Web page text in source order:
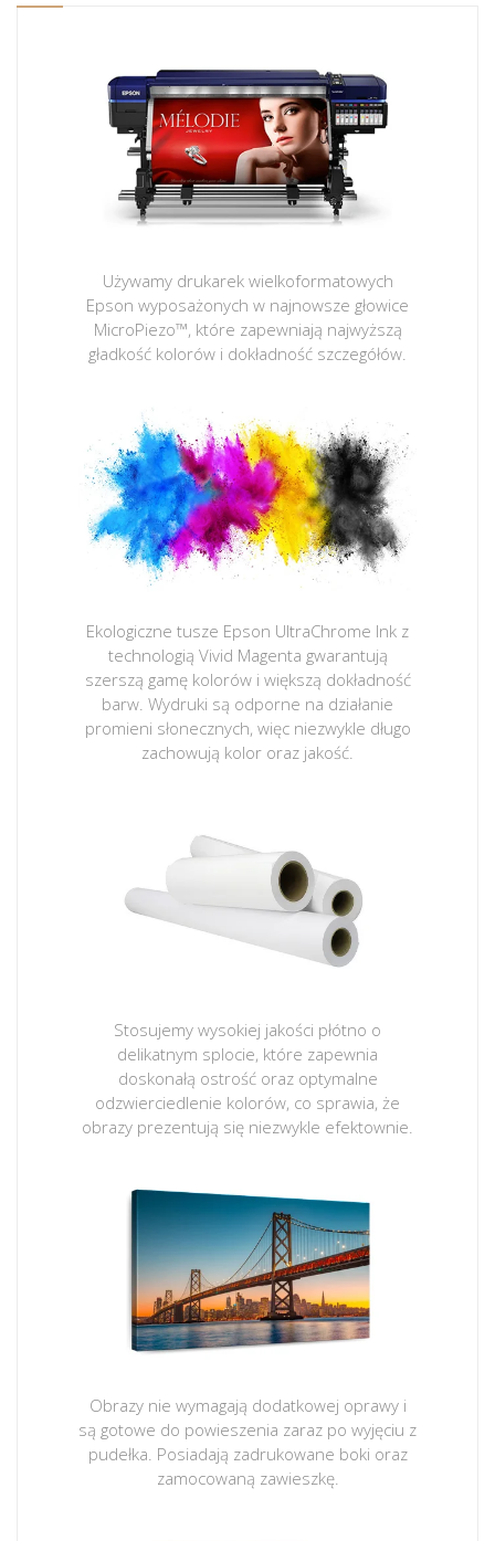
Używamy drukarek wielkoformatowych
Epson wyposażonych w najnowsze głowice
MicroPiezo™, które zapewniają najwyższą
gładkość kolorów i dokładność szczegółów.
Ekologiczne tusze Epson UltraChrome Ink z
technologią Vivid Magenta gwarantują
szerszą gamę kolorów i większą dokładność
barw. Wydruki są odporne na działanie
promieni słonecznych, więc niezwykle długo
zachowują kolor oraz jakość.
Stosujemy wysokiej jakości płótno o
delikatnym splocie, które zapewnia
doskonałą ostrość oraz optymalne
odzwierciedlenie kolorów, co sprawia, że
obrazy prezentują się niezwykle efektownie.
Obrazy nie wymagają dodatkowej oprawy i
są gotowe do powieszenia zaraz po wyjęciu z
pudełka. Posiadają zadrukowane boki oraz
zamocowaną zawieszkę.